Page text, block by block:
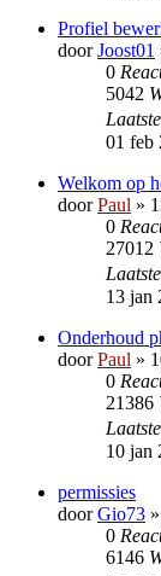
Profiel
doorJoost01
0
5042
01 feb
Welkom op
doorPaul »
0
27012
13 jan
Onderhoud
doorPaul »
0
21386
10 jan
permissies
doorGio73
0
6146